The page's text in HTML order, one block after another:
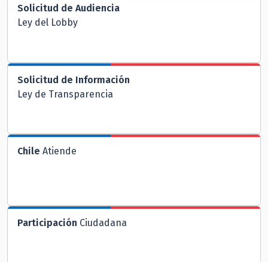
Solicitud de Audiencia
Ley del Lobby
Solicitud de Información
Ley de Transparencia
Chile Atiende
Participación Ciudadana